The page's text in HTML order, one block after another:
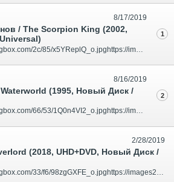
8/17/2019
/ The Scorpion King (2002,
1
8/16/2019
(1995, Новый Диск /
https://images2.imgbox.com/66/53/1Q0n4VI2_o.jpghttps://images2.imgbox.com/49/9f/AT5lst9M_o.jpg 1995 г., 135 / 176 мин., США Дистрибьютор: "Новый Диск" / "Universal" Количество слоев: UHD-100 (82.84 GB) Формат изображения: MPEG-H HEVC Video (44955 kbps) / 2160p, Ultra High Definition 16:9 (1.85..
2
2/28/2019
(2018, UHD+DVD, Новый Диск /